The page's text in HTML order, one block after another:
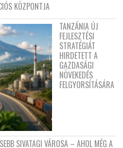
KÖZPONTJA
TANZÁNIA ÚJ
FEJLESZTÉSI
STRATÉGIÁT
HIRDETETT A
GAZDASÁGI
NÖVEKEDÉS
FELGYORSÍTÁSÁRA
SIVATAGI VÁROSA – AHOL MÉG A